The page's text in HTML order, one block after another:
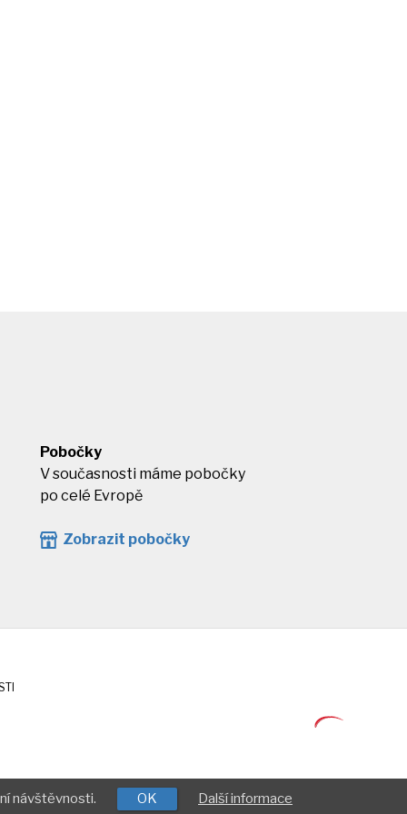
Pobočky
V současnosti máme pobočky
po celé Evropě
Zobrazit pobočky
návštěvnosti. OK Další informace